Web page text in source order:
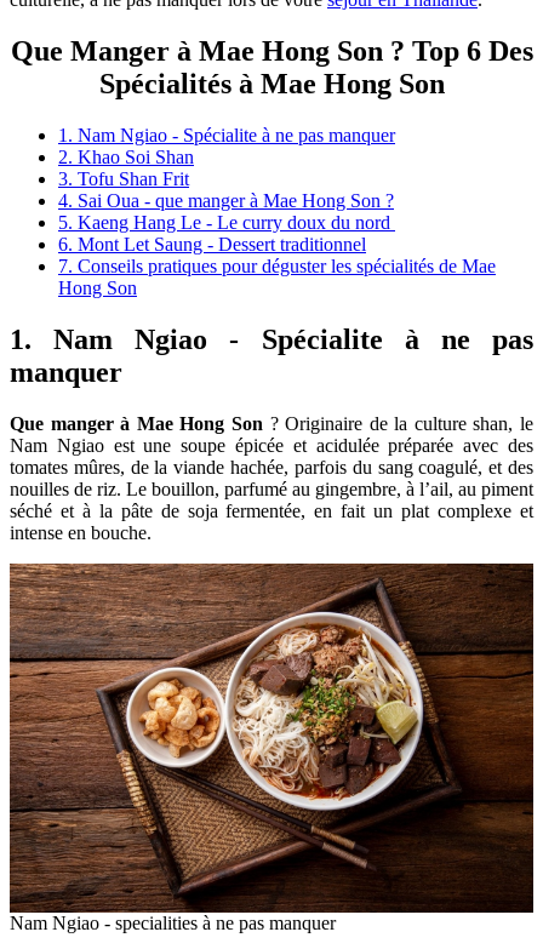
Que Manger à Mae Hong Son ? Top 6 Des
Spécialités à Mae Hong Son
1. Nam Ngiao - Spécialite à ne pas manquer
2. Khao Soi Shan
3. Tofu Shan Frit
4. Sai Oua - que manger à Mae Hong Son ?
5. Kaeng Hang Le - Le curry doux du nord
6. Mont Let Saung - Dessert traditionnel
7. Conseils pratiques pour déguster les spécialités de Mae
Hong Son
1. Nam Ngiao - Spécialite à ne pas
manquer
Que manger à Mae Hong Son ? Originaire de la culture shan, le
Nam Ngiao est une soupe épicée et acidulée préparée avec des
tomates mûres, de la viande hachée, parfois du sang coagulé, et des
nouilles de riz. Le bouillon, parfumé au gingembre, à l’ail, au piment
séché et à la pâte de soja fermentée, en fait un plat complexe et
intense en bouche.
Nam Ngiao - specialities à ne pas manquer